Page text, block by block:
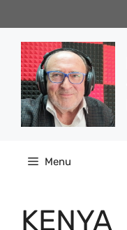
al
contenuto
Menu
KENYA